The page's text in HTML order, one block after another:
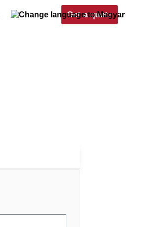
Get a quote